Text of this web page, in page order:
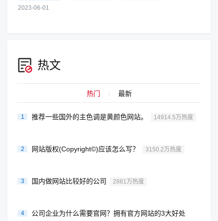
业的房产知识，比如税收政策、......
2023-06-01
热文
热门 最新
1 推荐一些国外的主色调是黄颜色网站。 14914.5万热度
2 网站版权(Copyright©)应该怎么写？ 3150.2万热度
3 国内做网站比较好的公司 2881万热度
4 公司企业为什么需要官网？拥有官方网站的3大好处